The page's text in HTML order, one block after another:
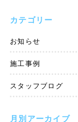
カテゴリー
お知らせ
施工事例
スタッフブログ
月別アーカイブ